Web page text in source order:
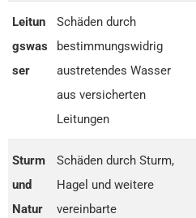
Leitun
gswas
ser
Schäden durch
bestimmungswidrig
austretendes Wasser
aus versicherten
Leitungen
Sturm
und
Natur
Schäden durch Sturm,
Hagel und weitere
vereinbarte